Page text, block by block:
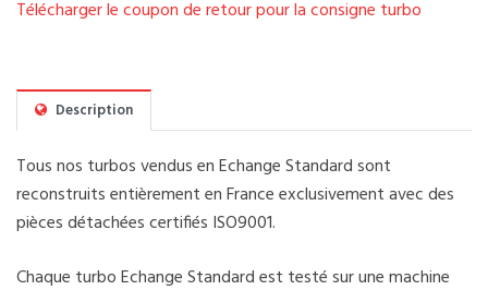
Télécharger le coupon de retour pour la consigne turbo
Description
Tous nos turbos vendus en Echange Standard sont
reconstruits entièrement en France exclusivement avec des
pièces détachées certifiés ISO9001.
Chaque turbo Echange Standard est testé sur une machine